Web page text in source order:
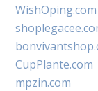
WishOping.com
CupPlante.com
mpzin.com